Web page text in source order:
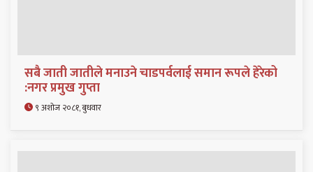
सबै जाती जातीले मनाउने चाडपर्वलाई समान रूपले हेरेको
:नगर प्रमुख गुप्ता
९ अशोज २०८१, बुधवार